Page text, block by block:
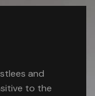
and
to the